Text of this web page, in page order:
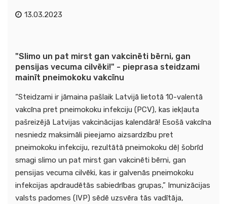
13.03.2023
"Slimo un pat mirst gan vakcinēti bērni, gan
pensijas vecuma cilvēki!" - pieprasa steidzami
mainīt pneimokoku vakcīnu
“Steidzami ir jāmaina pašlaik Latvijā lietotā 10-valentā
vakcīna pret pneimokoku infekciju (PCV), kas iekļauta
pašreizējā Latvijas vakcinācijas kalendārā! Esošā vakcīna
nesniedz maksimāli pieejamo aizsardzību pret
pneimokoku infekciju, rezultātā pneimokoku dēļ šobrīd
smagi slimo un pat mirst gan vakcinēti bērni, gan
pensijas vecuma cilvēki, kas ir galvenās pneimokoku
infekcijas apdraudētās sabiedrības grupas,” Imunizācijas
valsts padomes (IVP) sēdē uzsvēra tās vadītāja,